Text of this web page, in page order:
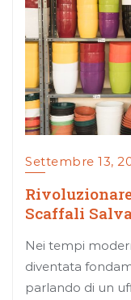
Settembre 13,
Scaffali
Nei tempi
diventata
parlando di un